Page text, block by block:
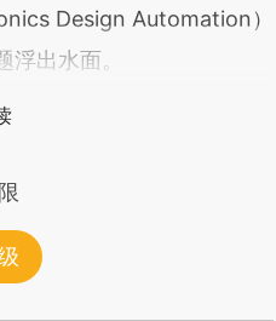
Design Automation）
出水面。